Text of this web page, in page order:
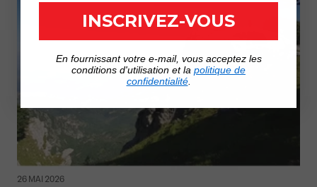
26 MAI 2026
INSCRIVEZ-VOUS
En fournissant votre e-mail, vous acceptez les
conditions d'utilisation et la politique de
confidentialité.